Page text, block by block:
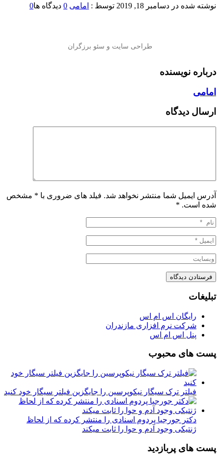
نوشته شده در دسامبر 18, 2019 توسط : امامی 0 دیدگاه ها0
درباره نویسنده
امامی
ارسال دیدگاه
آدرس ایمیل شما منتشر نخواهد شد. فیلد های ضروری با * مشخص
شده است. *
تبلیغات
رایگان اس ام اس
شرکت نرم افزاری مازندران
پنل اس ام اس
پست های محبوب
فیلتر ترک سیگار نیکوپرسین را جایگزین فیلتر سیگار خود کنید
دکتر جورجیا پردوم اسنادی را منتشر کرده که از لحاظ
ژنتیکی وجود آدم و حوا را ثابت میکند
پست های پربازدید